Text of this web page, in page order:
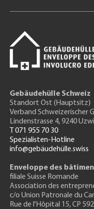
Gebäudehülle Schweiz
Standort Ost (Hauptsitz)
Verband Schweizerischer
Lindenstrasse 4, 9240
T 071 955 70 30
Spezialisten-Hotline
info@gebäudehülle.swiss
Enveloppe des
filiale Suisse Romande
Association des
c/o Union Patronale du
Rue de l'Hôpital 15, CP